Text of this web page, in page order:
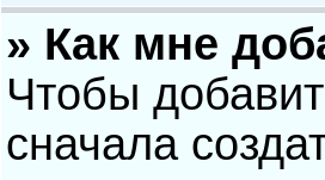
» Как мне
Чтобы
сначала